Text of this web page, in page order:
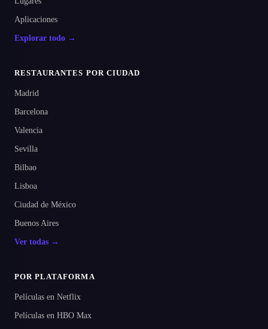
Aplicaciones
Explorar todo →
RESTAURANTES POR CIUDAD
Madrid
Barcelona
Valencia
Sevilla
Bilbao
Lisboa
Ciudad de México
Buenos Aires
Ver todas →
POR PLATAFORMA
Películas en Netflix
Películas en HBO Max